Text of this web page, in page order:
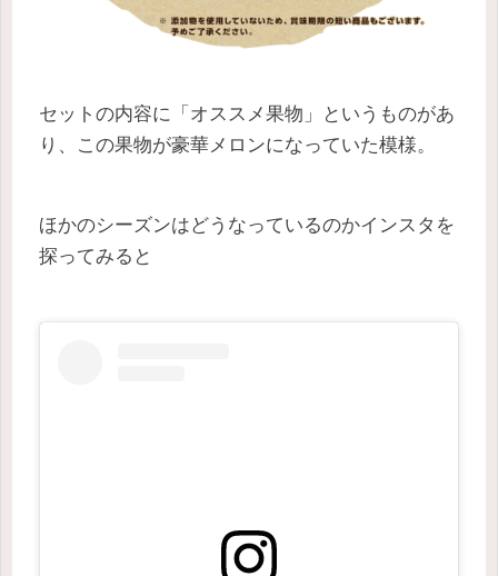
セットの内容に「オススメ果物」というものがあ
り、この果物が豪華メロンになっていた模様。
ほかのシーズンはどうなっているのかインスタを
探ってみると